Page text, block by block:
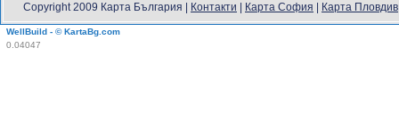
Copyright 2009 Карта България | Контакти Карта София Карта Пловдив
WellBuild - © KartaBg.com
0.04047